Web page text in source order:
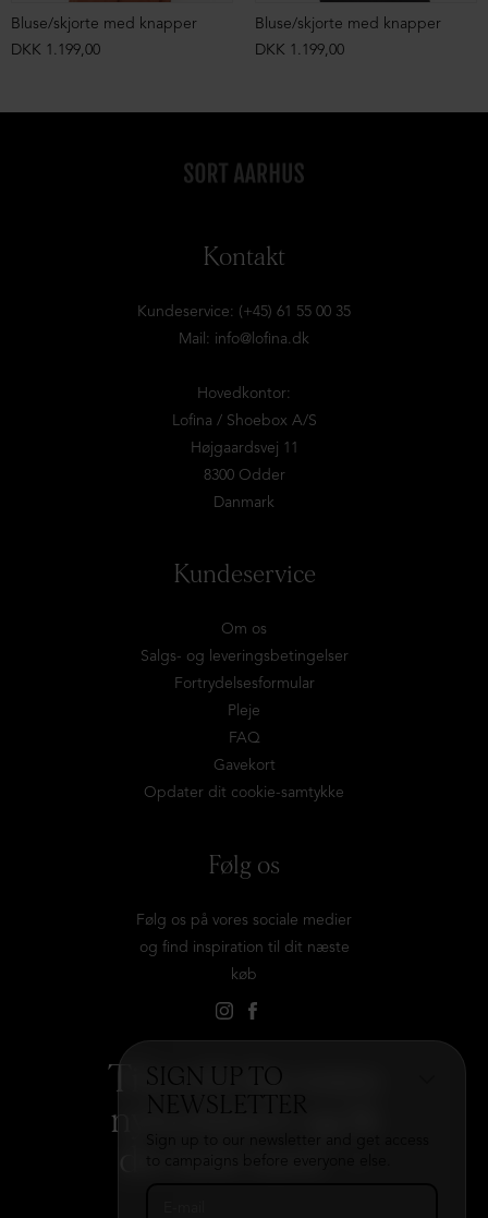
SIGN UP TO
Bluse/skjorte med knapper
DKK 1.199,00
Bluse/skjorte med knapper
DKK 1.199,00
Kontakt
Kundeservice: (+45) 61 55 00 35
Mail: info@lofina.dk
Hovedkontor:
Lofina / Shoebox A/S
Højgaardsvej 11
8300 Odder
Danmark
Kundeservice
Om os
Salgs- og leveringsbetingelser
Fortrydelsesformular
Pleje
FAQ
Gavekort
Opdater dit cookie-samtykke
Følg os
Følg os på vores sociale medier
og find inspiration til dit næste
køb
Tilmeld dig vores
nyhedsbrev og få